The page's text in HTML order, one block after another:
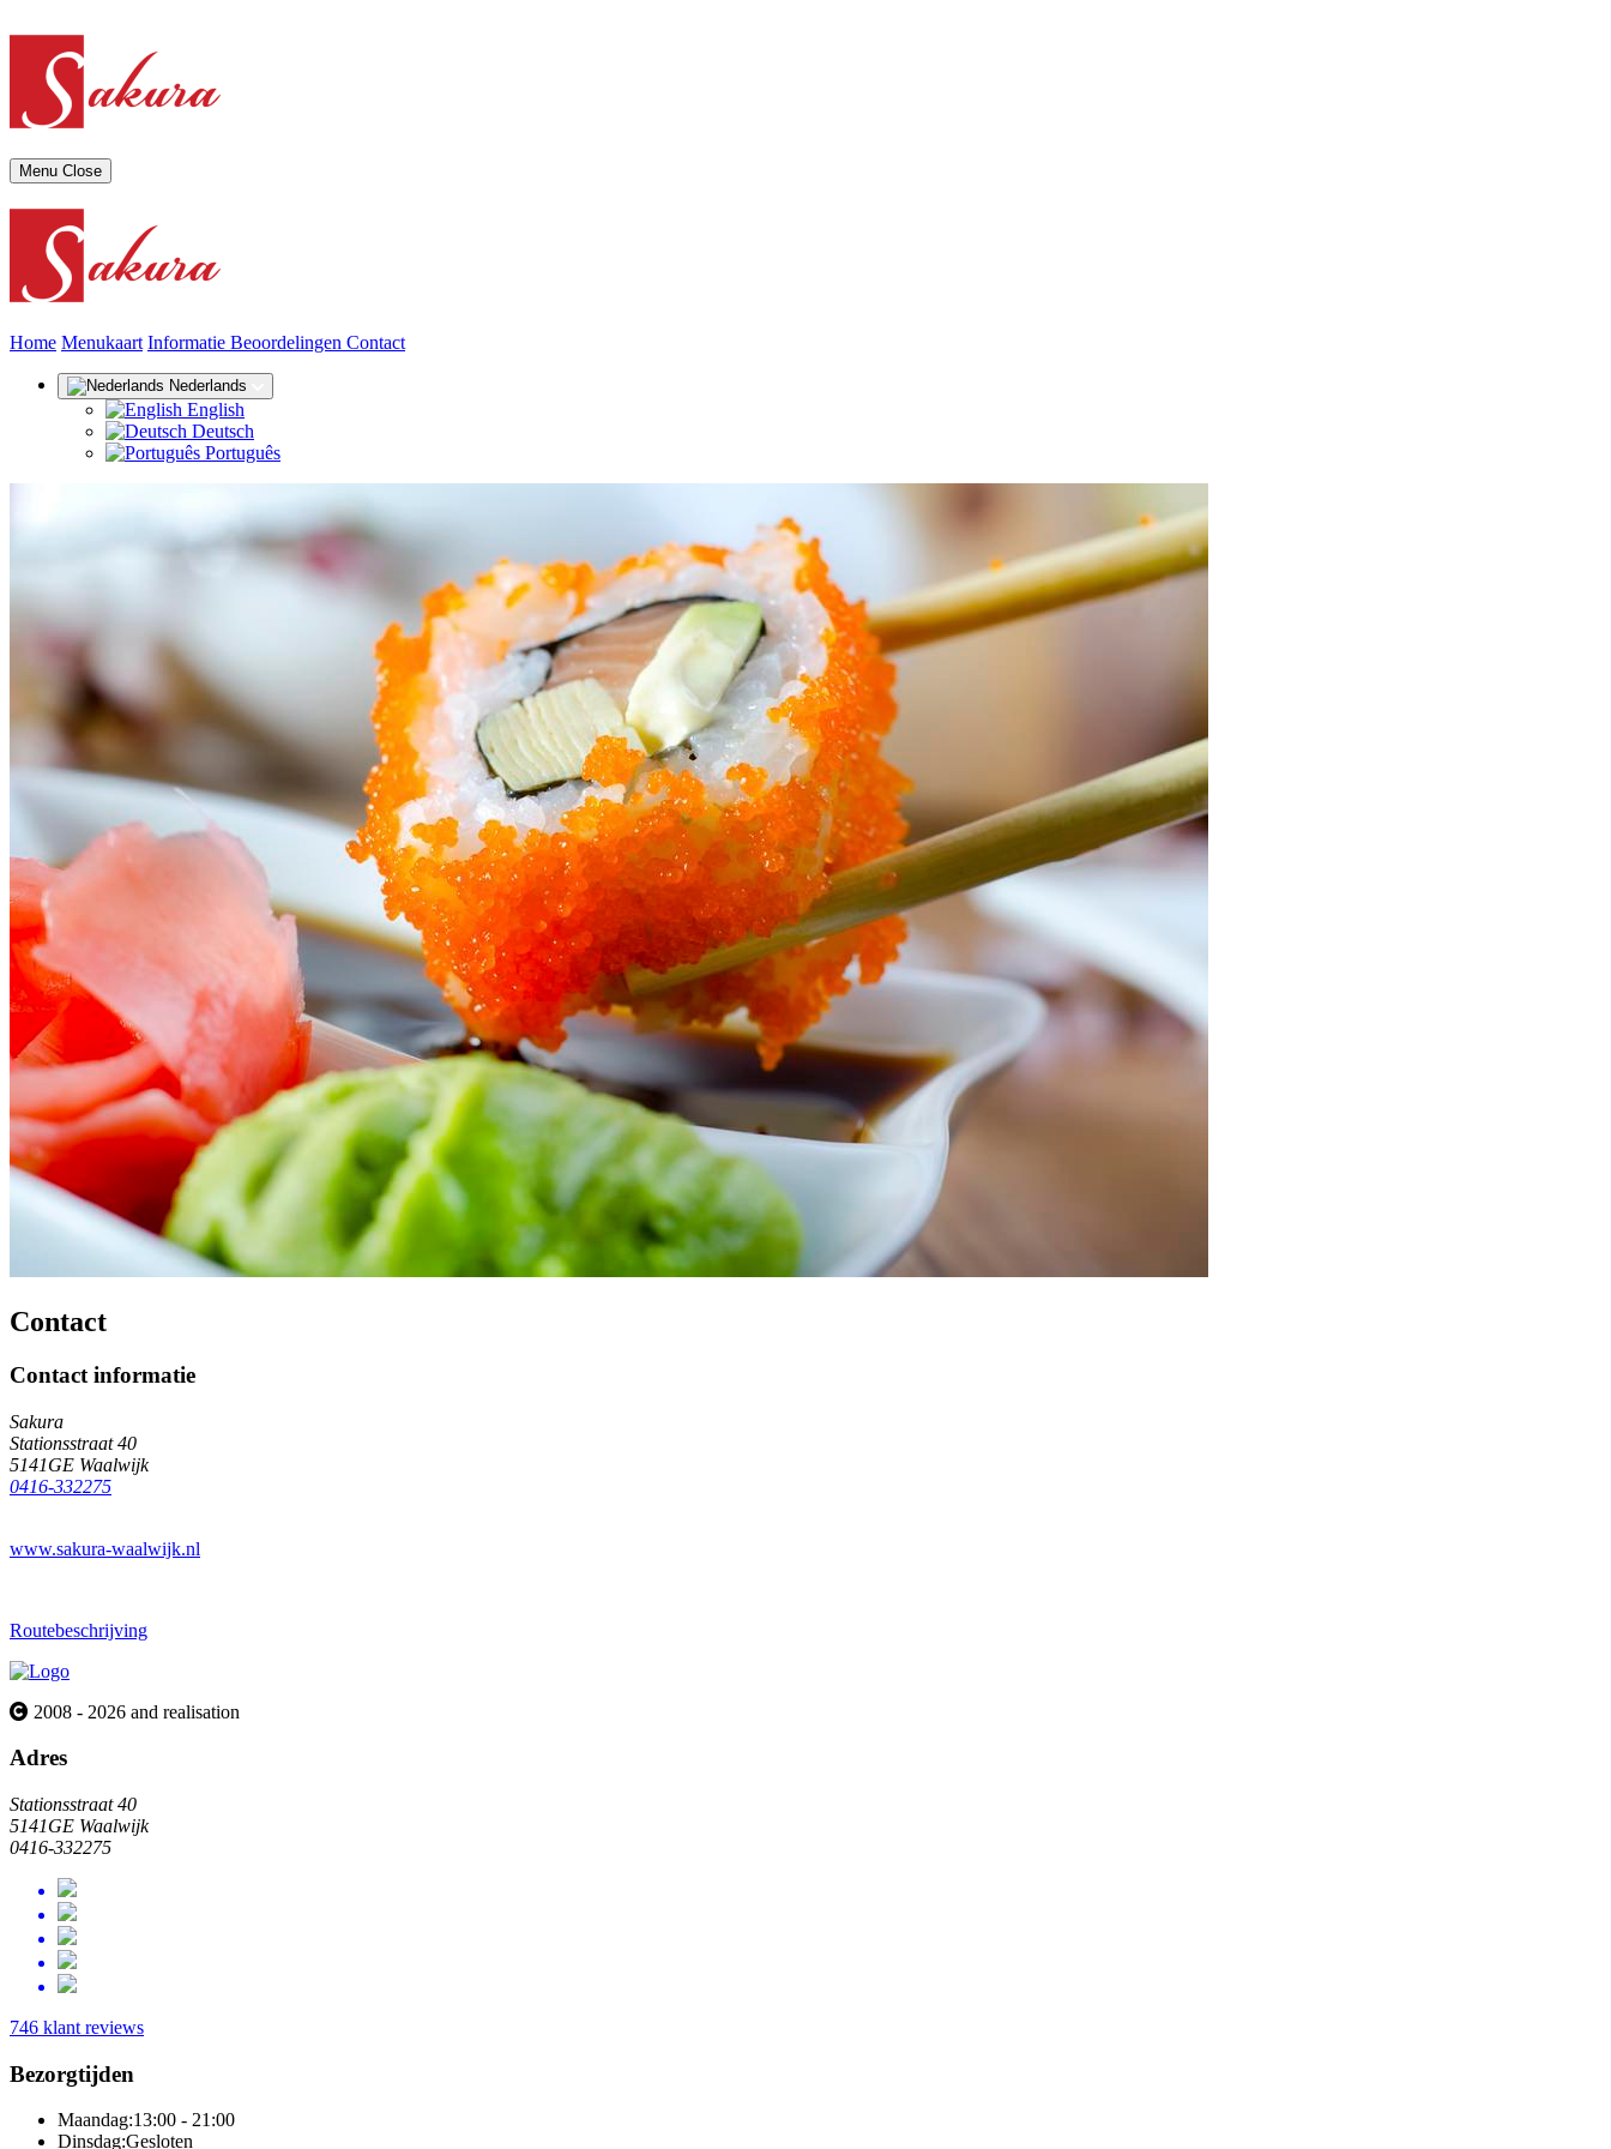
Menu Close
Home Menukaart Informatie Beoordelingen Contact(huidige)
Nederlands
English
Deutsch
Português
Contact
Contact informatie
Sakura
Stationsstraat 40
5141GE Waalwijk
0416-332275
www.sakura-waalwijk.nl
Routebeschrijving
2008 - 2026 and realisation
Adres
Stationsstraat 40
5141GE Waalwijk
0416-332275
746 klant reviews
Bezorgtijden
Maandag:13:00 - 21:00
Dinsdag:Gesloten